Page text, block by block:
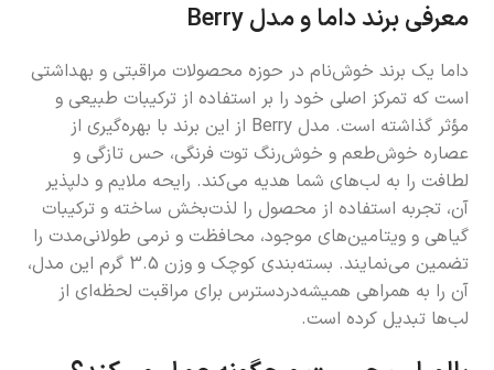
معرفی برند داما و مدل Berry
داما یک برند خوش‌نام در حوزه محصولات مراقبتی و بهداشتی
است که تمرکز اصلی خود را بر استفاده از ترکیبات طبیعی و
مؤثر گذاشته است. مدل Berry از این برند با بهره‌گیری از
عصاره خوش‌طعم و خوش‌رنگ توت فرنگی، حس تازگی و
لطافت را به لب‌های شما هدیه می‌کند. رایحه ملایم و دلپذیر
آن، تجربه استفاده از محصول را لذت‌بخش ساخته و ترکیبات
گیاهی و ویتامین‌های موجود، محافظت و نرمی طولانی‌مدت را
تضمین می‌نمایند. بسته‌بندی کوچک و وزن 3.5 گرم این مدل،
آن را به همراهی همیشه‌در‌دسترس برای مراقبت لحظه‌ای از
لب‌ها تبدیل کرده است.